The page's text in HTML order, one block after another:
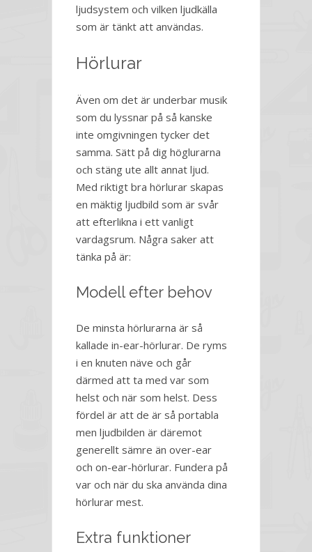
ljudsystem och vilken ljudkälla
som är tänkt att användas.
Hörlurar
Även om det är underbar musik
som du lyssnar på så kanske
inte omgivningen tycker det
samma. Sätt på dig höglurarna
och stäng ute allt annat ljud.
Med riktigt bra hörlurar skapas
en mäktig ljudbild som är svår
att efterlikna i ett vanligt
vardagsrum. Några saker att
tänka på är:
Modell efter behov
De minsta hörlurarna är så
kallade in-ear-hörlurar. De ryms
i en knuten näve och går
därmed att ta med var som
helst och när som helst. Dess
fördel är att de är så portabla
men ljudbilden är däremot
generellt sämre än over-ear
och on-ear-hörlurar. Fundera på
var och när du ska använda dina
hörlurar mest.
Extra funktioner